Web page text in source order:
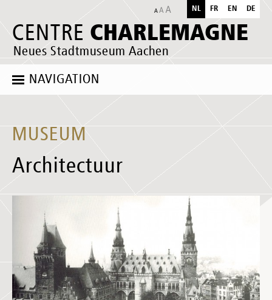
CENTRE CHARLEMAGNE
Neues Stadtmuseum Aachen
NL FR EN DE
NAVIGATION
MUSEUM
Architectuur